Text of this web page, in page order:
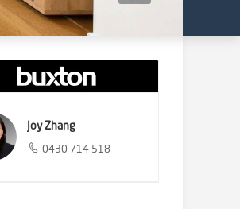
Joy Zhang
0430 714 518